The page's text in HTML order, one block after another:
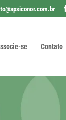
se Contato